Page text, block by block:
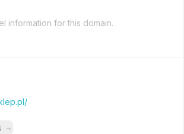
information for this domain.
→